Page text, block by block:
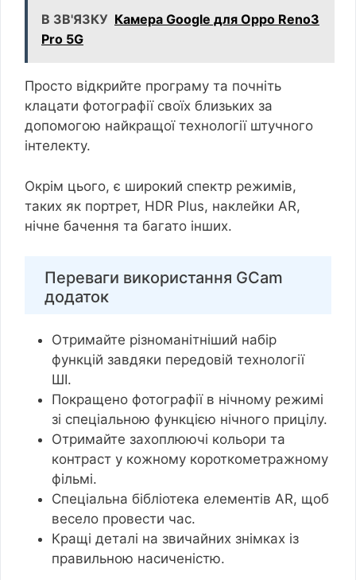
В ЗВ'ЯЗКУ Камера Google для Oppo Reno3
Pro 5G
Просто відкрийте програму та почніть
клацати фотографії своїх близьких за
допомогою найкращої технології штучного
інтелекту.
Окрім цього, є широкий спектр режимів,
таких як портрет, HDR Plus, наклейки AR,
нічне бачення та багато інших.
Переваги використання GCam
додаток
Отримайте різноманітніший набір
функцій завдяки передовій технології
ШІ.
Покращено фотографії в нічному режимі
зі спеціальною функцією нічного прицілу.
Отримайте захоплюючі кольори та
контраст у кожному короткометражному
фільмі.
Спеціальна бібліотека елементів AR, щоб
весело провести час.
Кращі деталі на звичайних знімках із
правильною насиченістю.